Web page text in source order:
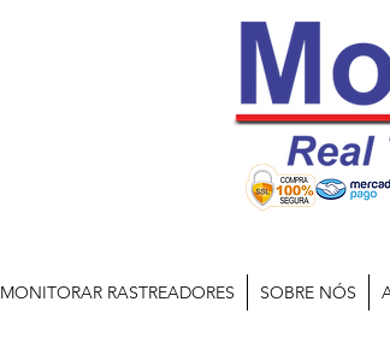
MONITORAR RASTREADORES SOBRE NÓS